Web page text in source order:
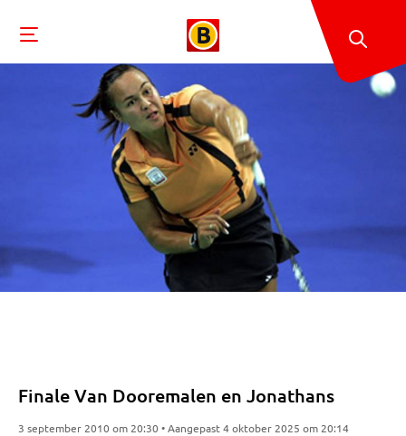
Finale Van Dooremalen en Jonathans
3 september 2010 om 20:30 • Aangepast 4 oktober 2025 om 20:14